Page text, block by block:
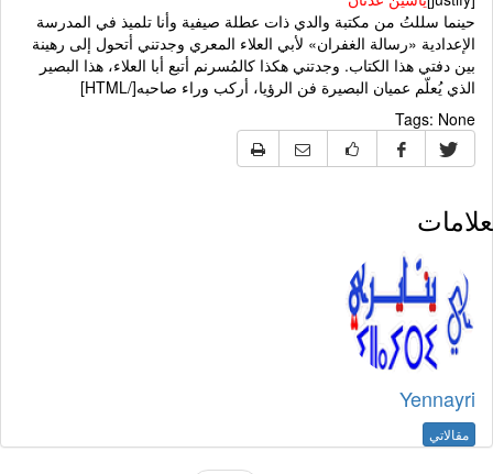
حينما سللتُ من مكتبة والدي ذات عطلة صيفية وأنا تلميذ في المدرسة
الإعدادية «رسالة الغفران» لأبي العلاء المعري وجدتني أتحول إلى رهينة
بين دفتي هذا الكتاب. وجدتني هكذا كالمُسرنم أتبع أبا العلاء، هذا البصير
الذي يُعلّم عميان البصيرة فن الرؤيا، أركب وراء صاحبه[/HTML]
Tags:None
Yennayri
مقالاتي